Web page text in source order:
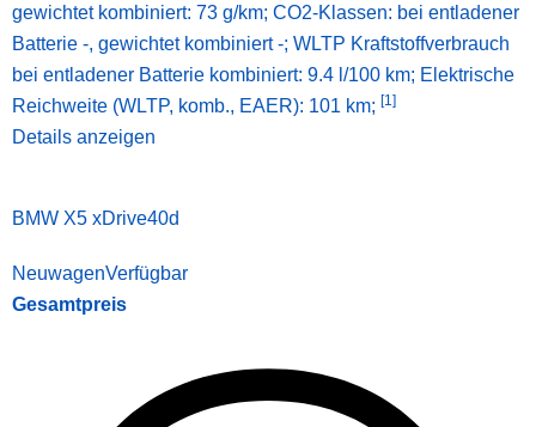
gewichtet kombiniert: 73 g/km; CO2-Klassen: bei entladener
Batterie -, gewichtet kombiniert -; WLTP Kraftstoffverbrauch
bei entladener Batterie kombiniert: 9.4 l/100 km; Elektrische
Reichweite (WLTP, komb., EAER): 101 km; [1]
Details anzeigen
BMW X5 xDrive40d
NeuwagenVerfügbar
Gesamtpreis